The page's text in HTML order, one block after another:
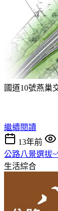
國道10號燕巢
繼續閱讀
13年前
公路八景選拔
生活綜合